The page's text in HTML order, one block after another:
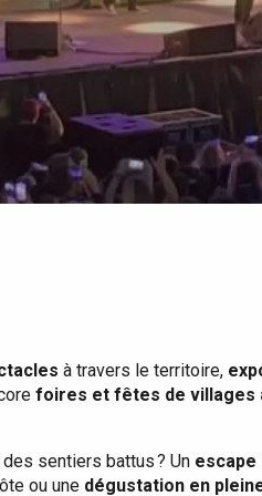
avec vue
de
à travers le territoire,
foires et fêtes de villages
sentiers battus ? Un escape
ou une dégustation en